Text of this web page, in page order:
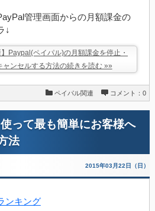
管理画面からの月額課金の
↓
】Paypal(ペイパル)の月額課金を停止・
ャンセルする方法の続きを読む »»
ペイパル関連 コメント：0
って最も簡単にお客様へ
法
2015年03月22日（日）
ンキング